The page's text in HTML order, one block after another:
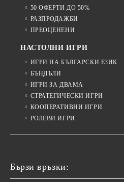
50 ОФЕРТИ ДО 50%
РАЗПРОДАЖБИ
ПРЕОЦЕНЕНИ
НАСТОЛНИ ИГРИ
ИГРИ НА БЪЛГАРСКИ ЕЗИК
БЪНДЪЛИ
ИГРИ ЗА ДВАМА
СТРАТЕГИЧЕСКИ ИГРИ
КООПЕРАТИВНИ ИГРИ
РОЛЕВИ ИГРИ
Бързи връзки: